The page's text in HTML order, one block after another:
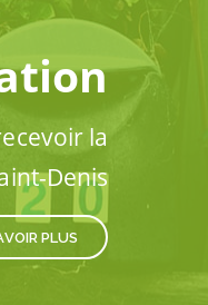
la
Denis
PLUS